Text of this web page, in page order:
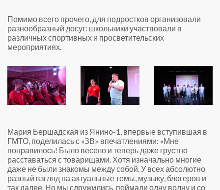
Помимо всего прочего, для подростков организовали
разнообразный досуг: школьники участвовали в
различных спортивных и просветительских
мероприятиях.
Мария Бершадская из Янино-1, впервые вступившая в
ГМТО, поделилась с «ЗВ» впечатлениями: «Мне
понравилось! Было весело и теперь даже грустно
расставаться с товарищами. Хотя изначально многие
даже не были знакомы между собой. У всех абсолютно
разный взгляд на актуальные темы, музыку, блогеров и
так далее. Но мы сдружились, поймали одну волну и со